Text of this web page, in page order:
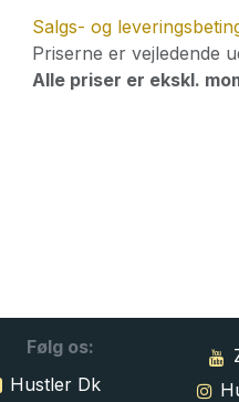
Salgs- og
Priserne er vejledende
Alle priser er ekskl.
Følg os:
Hustler Dk